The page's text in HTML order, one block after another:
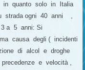
in quanto solo in Italia
strada ogni 40 anni ,
a 5 anni: Si
causa degli ( incidenti
di alcol e droghe
e velocità ,